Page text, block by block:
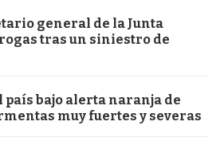
general de la Junta
tras un siniestro de
país bajo alerta naranja de
muy fuertes y severas